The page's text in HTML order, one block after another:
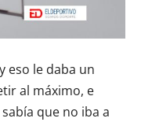
eso le daba un
al máximo, e
que no iba a